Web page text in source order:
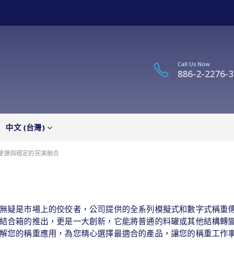
Call Us Now
886-2-2276-
中文 (台灣)
捷與穩定的完美融合
是市場上的佼佼者，公司提供的全系列模擬式和數字式稱重
箱的推出，更是一大創新，它能將普通的料罐或其他結構轉
的稱重應用，為您精心選擇最適合的產品，讓您的稱重工作